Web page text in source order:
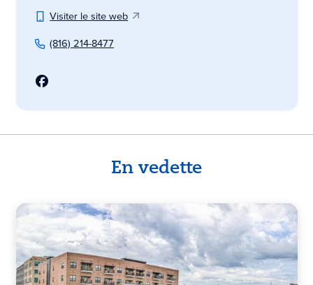
Visiter le site web
(816) 214-8477
En vedette